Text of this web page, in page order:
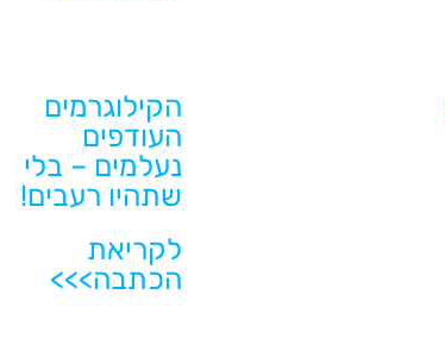
הקילוגרמים
העודפים
נעלמים – בלי
שתהיו רעבים!
לקריאת
הכתבה>>>